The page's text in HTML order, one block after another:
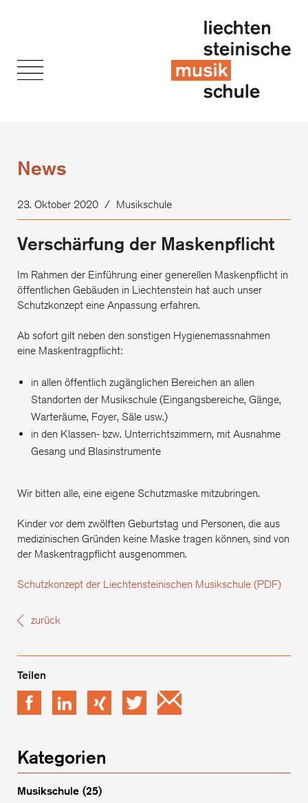
News
23. Oktober 2020 / Musikschule
Verschärfung der Maskenpflicht
Im Rahmen der Einführung einer generellen Maskenpflicht in
öffentlichen Gebäuden in Liechtenstein hat auch unser
Schutzkonzept eine Anpassung erfahren.
Ab sofort gilt neben den sonstigen Hygienemassnahmen
eine Maskentragpflicht:
in allen öffentlich zugänglichen Bereichen an allen
Standorten der Musikschule (Eingangsbereiche, Gänge,
Warteräume, Foyer, Säle usw.)
in den Klassen- bzw. Unterrichtszimmern, mit Ausnahme
Gesang und Blasinstrumente
Wir bitten alle, eine eigene Schutzmaske mitzubringen.
Kinder vor dem zwölften Geburtstag und Personen, die aus
medizinischen Gründen keine Maske tragen können, sind von
der Maskentragpflicht ausgenommen.
Schutzkonzept der Liechtensteinischen Musikschule (PDF)
zurück
Facebook LinkedIn xing Twitter
Kategorien
Musikschule (25)